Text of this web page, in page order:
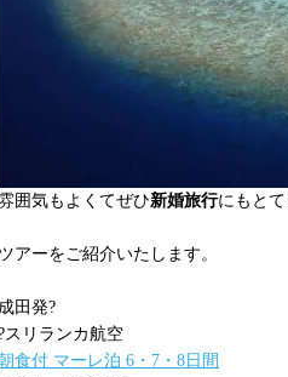
囲気もよくてぜひ新婚旅行にもと
ツアーをご紹介いたします。
成田発?
スリランカ航空
食付 マーレ泊 6・7・8日間